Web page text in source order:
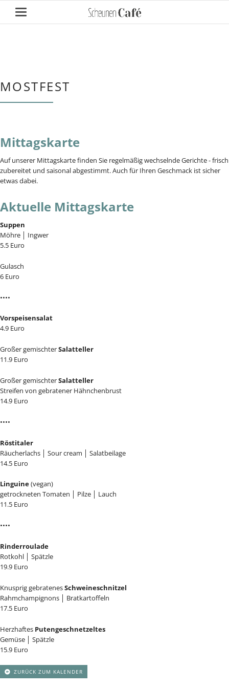
MOSTFEST
Mittagskarte
Auf unserer Mittagskarte finden Sie regelmäßig wechselnde Gerichte - frisch
zubereitet und saisonal abgestimmt. Auch für Ihren Geschmack ist sicher
etwas dabei.
Aktuelle Mittagskarte
Suppen
Möhre │ Ingwer
5.5 Euro
Gulasch
6 Euro
••••
Vorspeisensalat
4.9 Euro
Großer gemischterSalatteller
11.9 Euro
Großer gemischterSalatteller
Streifen von gebratener Hähnchenbrust
14.9 Euro
••••
Röstitaler
Räucherlachs │ Sour cream │ Salatbeilage
14.5 Euro
Linguine(vegan)
getrockneten Tomaten │ Pilze │ Lauch
11.5 Euro
••••
Rinderroulade
Rotkohl │ Spätzle
19.9 Euro
Knusprig gebratenesSchweineschnitzel
Rahmchampignons │ Bratkartoffeln
17.5 Euro
Herzhaftes Putengeschnetzeltes
Gemüse │ Spätzle
15.9 Euro
ZURÜCK ZUM KALENDER